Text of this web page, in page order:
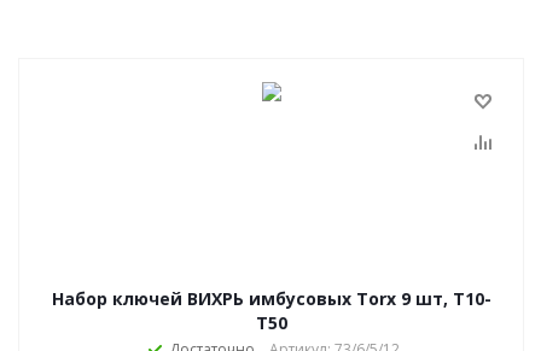
Набор ключей ВИХРЬ имбусовых Torx 9 шт, T10-
T50